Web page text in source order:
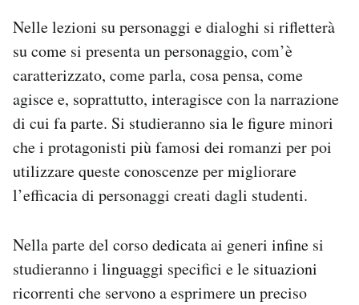
Nelle lezioni su personaggi e dialoghi si rifletterà
su come si presenta un personaggio, com’è
caratterizzato, come parla, cosa pensa, come
agisce e, soprattutto, interagisce con la narrazione
di cui fa parte. Si studieranno sia le figure minori
che i protagonisti più famosi dei romanzi per poi
utilizzare queste conoscenze per migliorare
l’efficacia di personaggi creati dagli studenti.
Nella parte del corso dedicata ai generi infine si
studieranno i linguaggi specifici e le situazioni
ricorrenti che servono a esprimere un preciso